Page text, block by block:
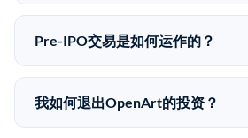
50,000美元。UpMarket是FINRA注
自2019年以来已经纪超过5亿美元的
Pre-IPO投资存在重大风险。
意味着没有公开市场可以快速出售。
好可能全部损失的准备。私有公司
间可能大幅波动。投资者应在投资
Pre-IPO交易是如何运作的？
在Pre-IPO交易中，合格投资者通过
股东（如员工、早期投资者或其他持
我如何退出OpenArt的投资？